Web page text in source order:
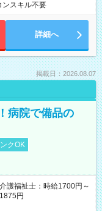
ンスキル不要
詳細へ
掲載日：2026.08.07
病院で備品の
クOK
護福祉士：時給1700円～
円